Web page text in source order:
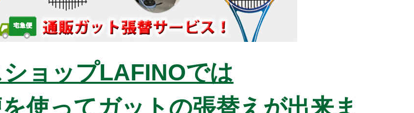
ョップLAFINOでは
使ってガットの張替えが出来ま